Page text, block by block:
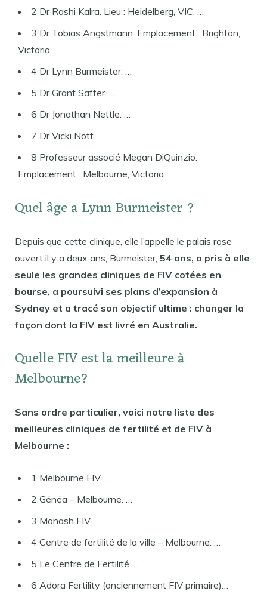
2 Dr Rashi Kalra. Lieu : Heidelberg, VIC. …
3 Dr Tobias Angstmann. Emplacement : Brighton,
Victoria. …
4 Dr Lynn Burmeister. …
5 Dr Grant Saffer. …
6 Dr Jonathan Nettle. …
7 Dr Vicki Nott. …
8 Professeur associé Megan DiQuinzio.
Emplacement : Melbourne, Victoria.
Quel âge a Lynn Burmeister ?
Depuis que cette clinique, elle l’appelle le palais rose
ouvert il y a deux ans, Burmeister, 54 ans, a pris à elle
seule les grandes cliniques de FIV cotées en
bourse, a poursuivi ses plans d’expansion à
Sydney et a tracé son objectif ultime : changer la
façon dont la FIV est livré en Australie.
Quelle FIV est la meilleure à
Melbourne?
Sans ordre particulier, voici notre liste des
meilleures cliniques de fertilité et de FIV à
Melbourne :
1 Melbourne FIV. …
2 Généa – Melbourne. …
3 Monash FIV. …
4 Centre de fertilité de la ville – Melbourne. …
5 Le Centre de Fertilité. …
6 Adora Fertility (anciennement FIV primaire)…